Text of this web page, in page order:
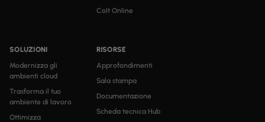
SOLUZIONI
Modernizza gli
ambienti cloud
Trasforma il tuo
ambiente di lavoro
Ottimizza
RISORSE
Approfondimenti
Sala stampa
Documentazione
Scheda tecnica Hub
Colt Online